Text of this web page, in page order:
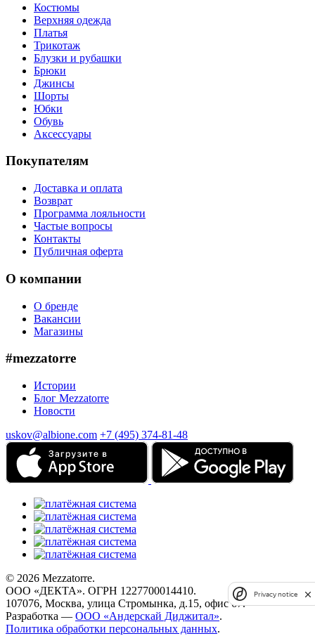
Костюмы
Верхняя одежда
Платья
Трикотаж
Блузки и рубашки
Брюки
Джинсы
Шорты
Юбки
Обувь
Аксессуары
Покупателям
Доставка и оплата
Возврат
Программа лояльности
Частые вопросы
Контакты
Публичная оферта
О компании
О бренде
Вакансии
Магазины
#mezzatorre
Истории
Блог Mezzatorre
Новости
uskov@albione.com +7 (495) 374-81-48
© 2026 Mezzatorre.
ООО «ДЕКТА». ОГРН 1227700014410.
107076, Москва, улица Стромынка, д.15, офис 67.
Разработка — ООО «Андерскай Диджитал».
Политика обработки персональных данных.
Privacy notice